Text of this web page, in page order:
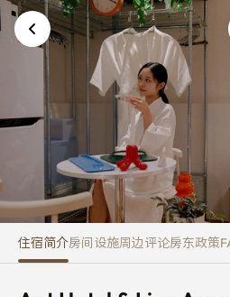
Apt Hotel & Live
住宿简介房间设施周边评论房东政策